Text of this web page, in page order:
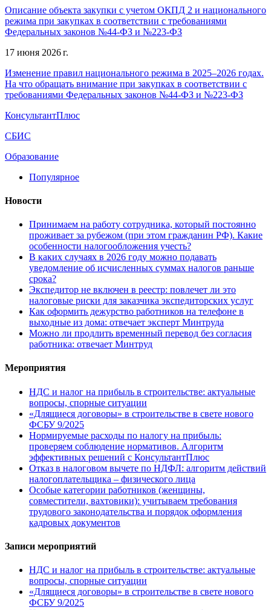
Описание объекта закупки с учетом ОКПД 2 и национального
режима при закупках в соответствии с требованиями
Федеральных законов №44-ФЗ и №223-ФЗ
17 июня 2026 г.
Изменение правил национального режима в 2025–2026 годах.
На что обращать внимание при закупках в соответствии с
требованиями Федеральных законов №44-ФЗ и №223-ФЗ
КонсультантПлюс
СБИС
Образование
Популярное
Новости
Принимаем на работу сотрудника, который постоянно
проживает за рубежом (при этом гражданин РФ). Какие
особенности налогообложения учесть?
В каких случаях в 2026 году можно подавать
уведомление об исчисленных суммах налогов раньше
срока?
Экспедитор не включен в реестр: повлечет ли это
налоговые риски для заказчика экспедиторских услуг
Как оформить дежурство работников на телефоне в
выходные из дома: отвечает эксперт Минтруда
Можно ли продлить временный перевод без согласия
работника: отвечает Минтруд
Мероприятия
НДС и налог на прибыль в строительстве: актуальные
вопросы, спорные ситуации
«Длящиеся договоры» в строительстве в свете нового
ФСБУ 9/2025
Нормируемые расходы по налогу на прибыль:
проверяем соблюдение нормативов. Алгоритм
эффективных решений с КонсультантПлюс
Отказ в налоговом вычете по НДФЛ: алгоритм действий
налогоплательщика – физического лица
Особые категории работников (женщины,
совместители, вахтовики): учитываем требования
трудового законодательства и порядок оформления
кадровых документов
Записи мероприятий
НДС и налог на прибыль в строительстве: актуальные
вопросы, спорные ситуации
«Длящиеся договоры» в строительстве в свете нового
ФСБУ 9/2025